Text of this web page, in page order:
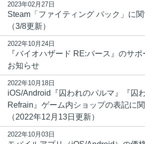
2023年02月27日
Steam「ファイティング パック」に
（3/8更新）
2022年10月24日
『バイオハザード RE:バース』のサ
お知らせ
2022年10月18日
iOS/Android『囚われのパルマ』『囚
Refrain』ゲーム内ショップの表記に
（2022年12月13日更新）
2022年10月03日